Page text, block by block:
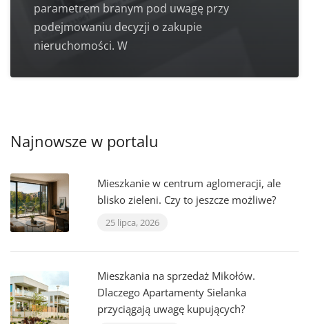
parametrem branym pod uwagę przy
podejmowaniu decyzji o zakupie
nieruchomości. W
Najnowsze w portalu
Mieszkanie w centrum aglomeracji, ale
blisko zieleni. Czy to jeszcze możliwe?
25 lipca, 2026
Mieszkania na sprzedaż Mikołów.
Dlaczego Apartamenty Sielanka
przyciągają uwagę kupujących?